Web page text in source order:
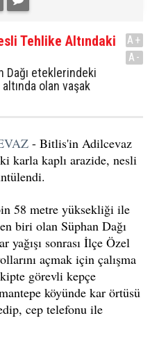
Tehlike Altındaki
eteklerindeki
olan vaşak
A+
A-
- Bitlis'in Adilcevaz
karla kaplı arazide, nesli
58 metre yüksekliği ile
biri olan Süphan Dağı
sonrası İlçe Özel
açmak için çalışma
görevli kepçe
köyünde kar örtüsü
cep telefonu ile